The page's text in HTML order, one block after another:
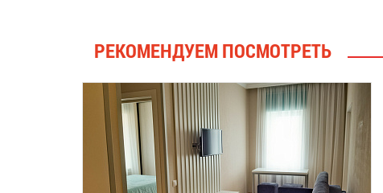
РЕКОМЕНДУЕМ ПОСМОТРЕТЬ